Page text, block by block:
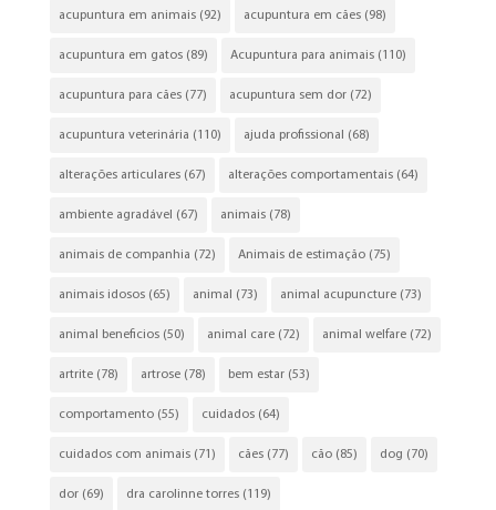
acupuntura em animais(92) acupuntura em cães(98)
acupuntura em gatos(89) Acupuntura para animais(110)
acupuntura para cães(77) acupuntura sem dor(72)
acupuntura veterinária (110) ajuda profissional (68)
alterações articulares(67) alterações comportamentais(64)
ambiente agradável (67) animais(78)
animais de companhia (72) Animais de estimação(75)
animais idosos(65) animal (73) animal acupuncture(73)
animal beneficios(50) animal care(72) animal welfare(72)
artrite(78) artrose(78) bem estar(53)
comportamento(55) cuidados(64)
cuidados com animais(71) cães(77) cão(85) dog (70)
dor(69) dra carolinne torres(119)